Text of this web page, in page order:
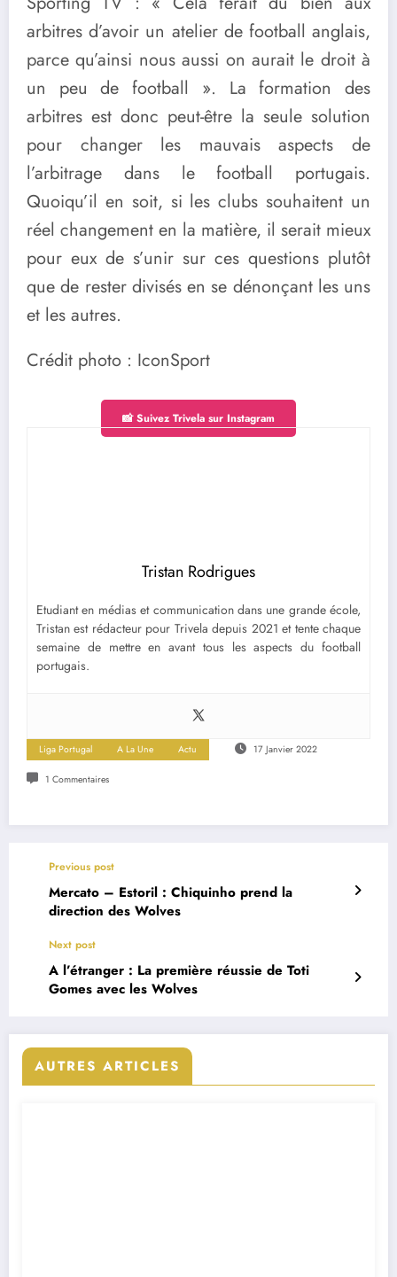
arbitres d’avoir un atelier de football anglais,
parce qu’ainsi nous aussi on aurait le droit à
un peu de football ». La formation des
arbitres est donc peut-être la seule solution
pour changer les mauvais aspects de
l’arbitrage dans le football portugais.
Quoiqu’il en soit, si les clubs souhaitent un
réel changement en la matière, il serait mieux
pour eux de s’unir sur ces questions plutôt
que de rester divisés en se dénonçant les uns
et les autres.
Crédit photo : IconSport
📸 Suivez Trivela sur Instagram
Tristan Rodrigues
Etudiant en médias et communication dans une grande école,
Tristan est rédacteur pour Trivela depuis 2021 et tente chaque
semaine de mettre en avant tous les aspects du football
portugais.
Liga Portugal A La Une Actu 17 Janvier 2022
1 Commentaires
Previous post
Mercato – Estoril : Chiquinho prend la
direction des Wolves
Next post
A l’étranger : La première réussie de Toti
Gomes avec les Wolves
AUTRES ARTICLES